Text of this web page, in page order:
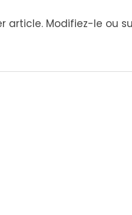
article. Modifiez-le ou